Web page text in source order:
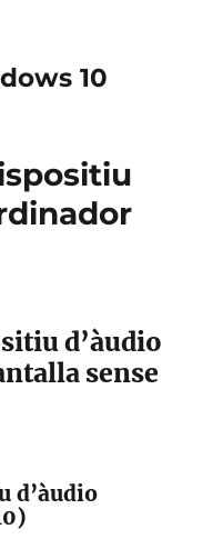
10
d’àudio
sense
d’àudio